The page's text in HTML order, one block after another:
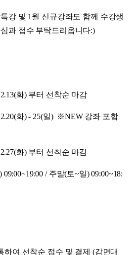
강 및 1월 신규강좌도 함께 수강생
과 접수 부탁드리옵니다:)
화) 부터 선착순 마감
화) - 25(일) ※NEW 강좌 포함
화) 부터 선착순 마감
/ 주말(토~일) 09:00~18:
하여 선착순 접수 및 결제 (감면대